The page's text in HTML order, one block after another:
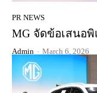
PR NEWS
MG จัดข้อเสนอพิ
Admin - March 6, 2026